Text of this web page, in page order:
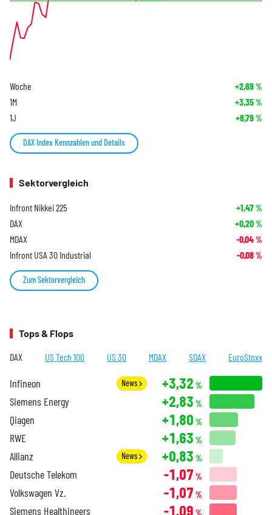
Woche +2,69%
1M +3,35%
1J +8,79%
DAX Index Kennzahlen und Details
Sektorvergleich
Infront Nikkei 225 +1,47%
DAX +0,20%
MDAX -0,04%
Infront USA 30 Industrial -0,08%
Zum Sektorvergleich
Tops & Flops
DAX US Tech 100 US 30 MDAX SDAX EuroStoxx
Infineon News +3,32 %
Siemens Energy +2,83 %
Qiagen +1,80 %
RWE +1,63 %
Allianz News +0,83 %
Deutsche Telekom -1,07 %
Volkswagen Vz. -1,07 %
Siemens Healthineers -1,09 %